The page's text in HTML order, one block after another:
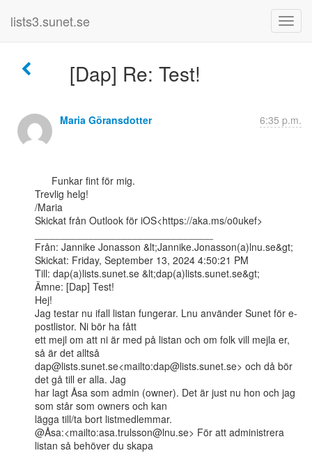
lists3.sunet.se
[Dap] Re: Test!
Maria Göransdotter 6:35 p.m.
Trevlig helg!
/Maria
Skickat från Outlook för iOS<https://aka.ms/o0ukef>
Från: Jannike Jonasson &lt;Jannike.Jonasson(a)lnu.se&gt;
Skickat: Friday, September 13, 2024 4:50:21 PM
Till: dap(a)lists.sunet.se &lt;dap(a)lists.sunet.se&gt;
Ämne: [Dap] Test!
Hej!
Jag testar nu ifall listan fungerar. Lnu använder Sunet för e-
postlistor. Ni bör ha fått
ett mejl om att ni är med på listan och om folk vill mejla er,
så är det alltså
dap@lists.sunet.se<mailto:dap@lists.sunet.se> och då bör
det gå till er alla. Jag
har lagt Åsa som admin (owner). Det är just nu hon och jag
som står som owners och kan
lägga till/ta bort listmedlemmar.
@Åsa:<mailto:asa.trulsson@lnu.se> För att administrera
listan så behöver du skapa